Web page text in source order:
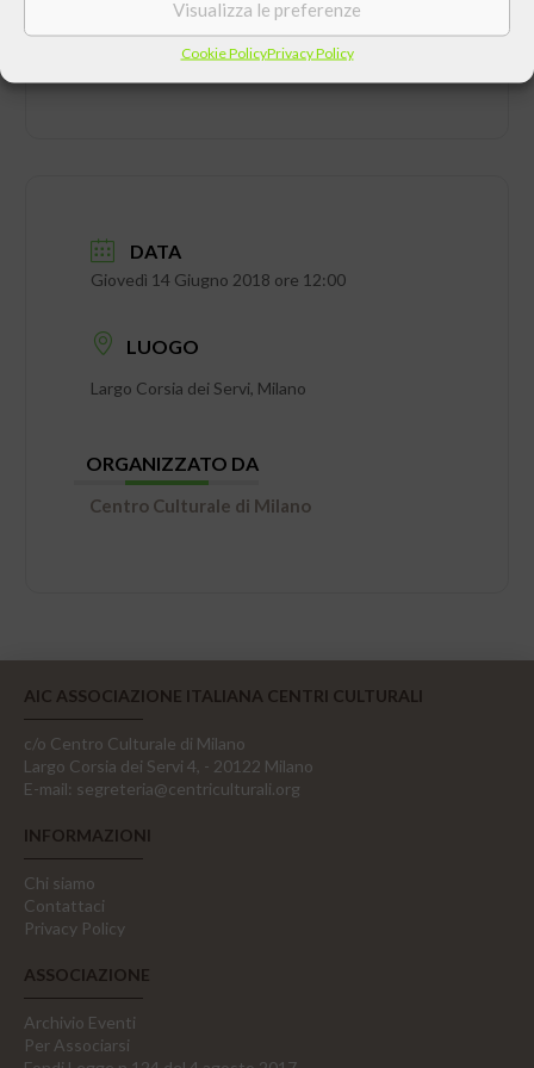
Visualizza le preferenze
Cookie PolicyPrivacy Policy
DATA
Giovedì 14 Giugno 2018 ore 12:00
LUOGO
Largo Corsia dei Servi, Milano
ORGANIZZATO DA
Centro Culturale di Milano
AIC ASSOCIAZIONE ITALIANA CENTRI CULTURALI
c/o Centro Culturale di Milano
Largo Corsia dei Servi 4, - 20122 Milano
E-mail: segreteria@centriculturali.org
INFORMAZIONI
Chi siamo
Contattaci
Privacy Policy
ASSOCIAZIONE
Archivio Eventi
Per Associarsi